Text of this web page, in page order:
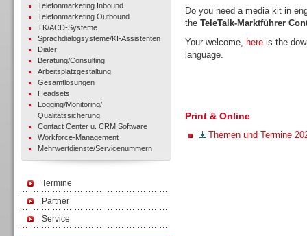
Telefonmarketing Inbound
Telefonmarketing Outbound
TK/ACD-Systeme
Sprachdialogsysteme/KI-Assistenten
Dialer
Beratung/Consulting
Arbeitsplatzgestaltung
Gesamtlösungen
Headsets
Logging/Monitoring/
Qualitätssicherung
Contact Center u. CRM Software
Workforce-Management
Mehrwertdienste/Servicenummern
Termine
Partner
Service
Do you need a media kit in
the TeleTalk-Marktführer
Your welcome, here is the
language.
Print & Online
Themen und Termine